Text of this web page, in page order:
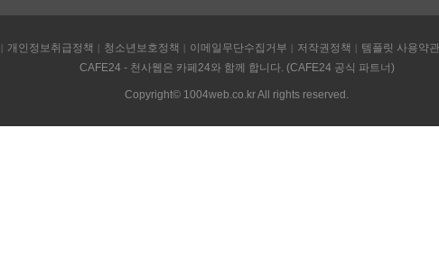
개인정보취급정책 청소년보호정책 이메일무단수집거부 저작권정책 템플릿 사용약관
CAFE24 - 천사웹은 카페24와 함께 합니다. (CAFE24 공식 파트너)
Copyright© 1004web.co.kr All rights reserved.